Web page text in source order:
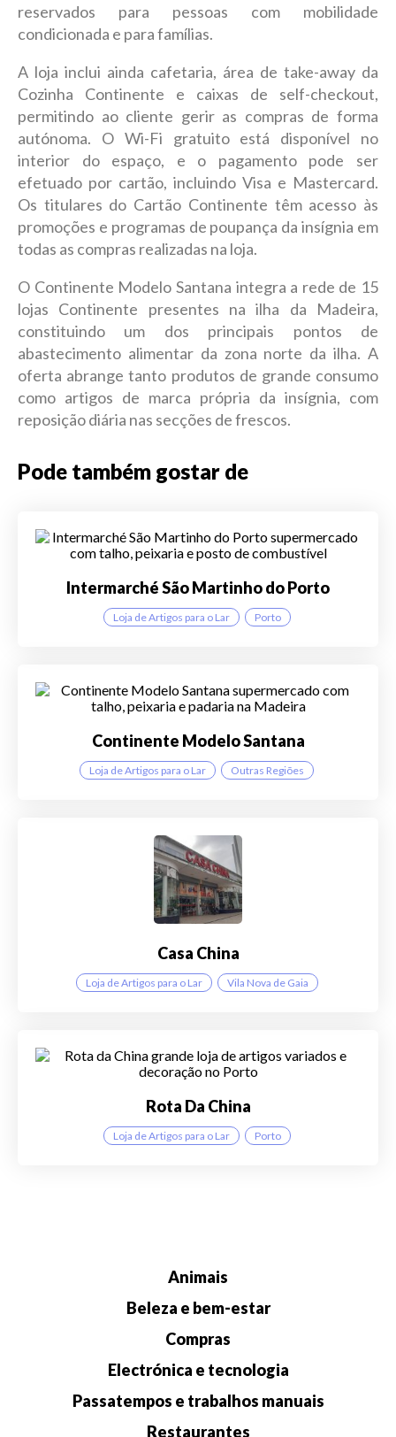
reservados para pessoas com mobilidade
condicionada e para famílias.
A loja inclui ainda cafetaria, área de take-away da
Cozinha Continente e caixas de self-checkout,
permitindo ao cliente gerir as compras de forma
autónoma. O Wi-Fi gratuito está disponível no
interior do espaço, e o pagamento pode ser
efetuado por cartão, incluindo Visa e Mastercard.
Os titulares do Cartão Continente têm acesso às
promoções e programas de poupança da insígnia em
todas as compras realizadas na loja.
O Continente Modelo Santana integra a rede de 15
lojas Continente presentes na ilha da Madeira,
constituindo um dos principais pontos de
abastecimento alimentar da zona norte da ilha. A
oferta abrange tanto produtos de grande consumo
como artigos de marca própria da insígnia, com
reposição diária nas secções de frescos.
Pode também gostar de
Intermarché São Martinho do Porto
Loja de Artigos para o Lar Porto
Continente Modelo Santana
Loja de Artigos para o Lar Outras Regiões
Casa China
Loja de Artigos para o Lar Vila Nova de Gaia
Rota Da China
Loja de Artigos para o Lar Porto
Animais
Beleza e bem-estar
Compras
Electrónica e tecnologia
Passatempos e trabalhos manuais
Restaurantes